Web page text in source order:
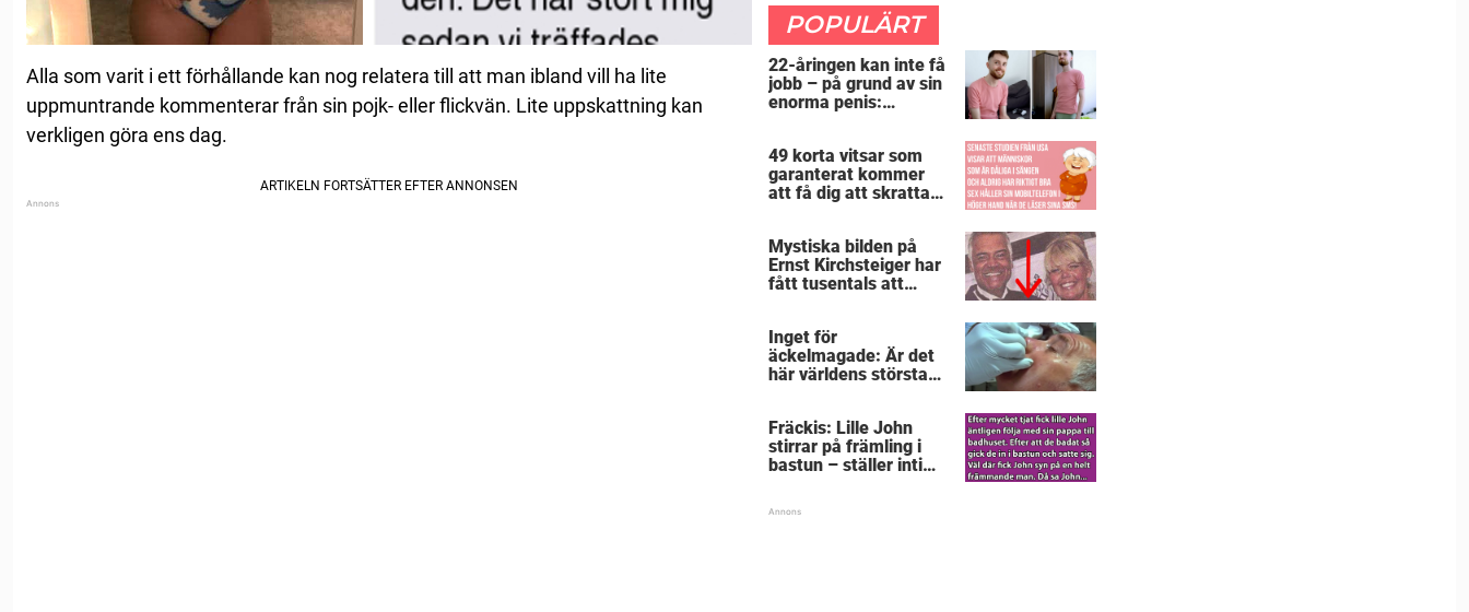
Alla som varit i ett förhållande kan nog relatera till att man ibland vill ha lite
uppmuntrande kommenterar från sin pojk- eller flickvän. Lite uppskattning kan
verkligen göra ens dag.
POPULÄRT
22-åringen kan inte få
jobb – på grund av sin
enorma penis:
49 korta vitsar som
garanterat kommer
att få dig att skratta
Mystiska bilden på
Ernst Kirchsteiger har
fått tusentals att
Inget för
äckelmagade: Är det
här världens största
Fräckis: Lille John
stirrar på främling i
bastun – ställer intim